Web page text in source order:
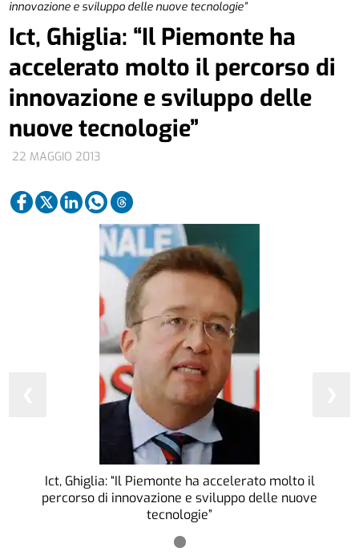
innovazione e sviluppo delle nuove tecnologie”
22 MAGGIO 2013
Ict, Ghiglia: “Il Piemonte ha
accelerato molto il percorso di
innovazione e sviluppo delle
nuove tecnologie”
Ict, Ghiglia: “Il Piemonte ha accelerato molto il
percorso di innovazione e sviluppo delle nuove
tecnologie”